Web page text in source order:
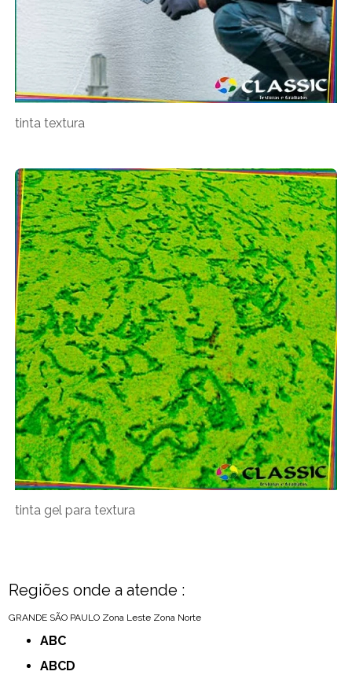
tinta textura
tinta gel para textura
Regiões onde a atende :
GRANDE SÃO PAULO Zona Leste Zona Norte
ABC
ABCD